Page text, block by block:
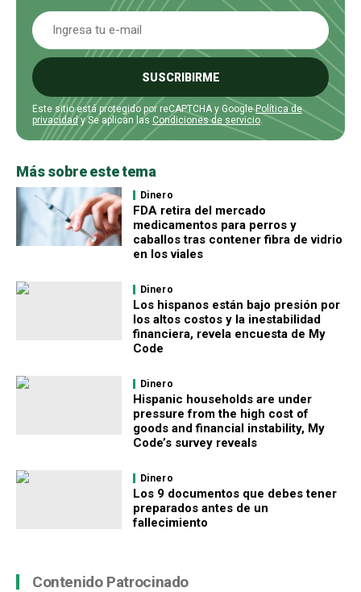
SUSCRIBIRME
Este sitio está protegido por reCAPTCHA y GooglePolítica de
privacidady Se aplican las Condiciones de servicio
Más sobre este tema
Dinero
FDA retira del mercado
medicamentos para perros y
caballos tras contener fibra de vidrio
en los viales
Dinero
Los hispanos están bajo presión por
los altos costos y la inestabilidad
financiera, revela encuesta de My
Code
Dinero
Hispanic households are under
pressure from the high cost of
goods and financial instability, My
Code’s survey reveals
Dinero
Los 9 documentos que debes tener
preparados antes de un
fallecimiento
Contenido Patrocinado